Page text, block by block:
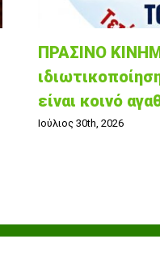
ΠΡΑΣΙΝΟ
είναι κοινό
Ιούλιος 30th, 2026